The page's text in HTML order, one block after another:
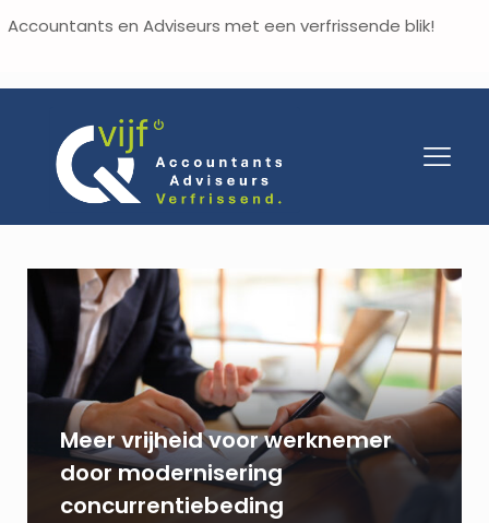
Accountants en Adviseurs met een verfrissende blik!
Meer vrijheid voor werknemer
door modernisering
concurrentiebeding